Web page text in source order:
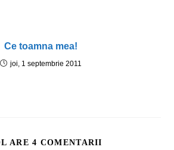
Ce toamna mea!
joi, 1 septembrie 2011
ARE 4 COMENTARII